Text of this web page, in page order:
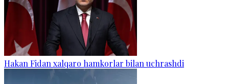
Hakan Fidan xalqaro hamkorlar bilan uchrashdi